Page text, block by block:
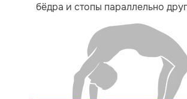
бёдра и стопы параллельно